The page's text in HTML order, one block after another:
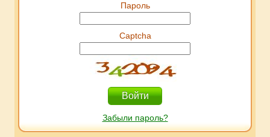
Пароль
Captcha
Забыли пароль?